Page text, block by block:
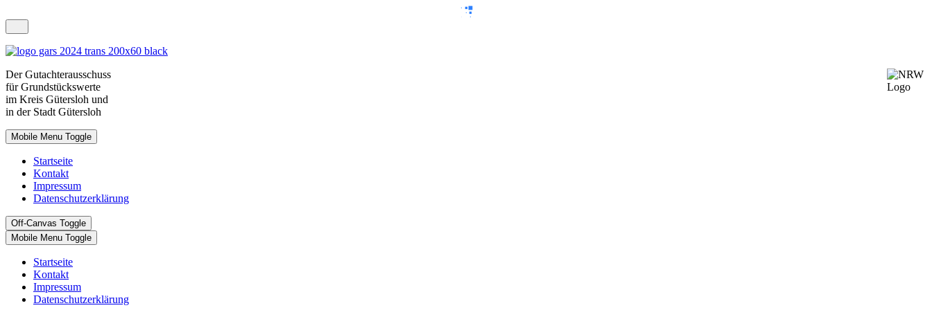
DerGutachterausschuss
für Grundstückswerte
im Kreis Gütersloh und
in der Stadt Gütersloh
Mobile Menu Toggle
Startseite
Kontakt
Impressum
Datenschutzerklärung
Off-Canvas Toggle
Mobile Menu Toggle
Startseite
Kontakt
Impressum
Datenschutzerklärung